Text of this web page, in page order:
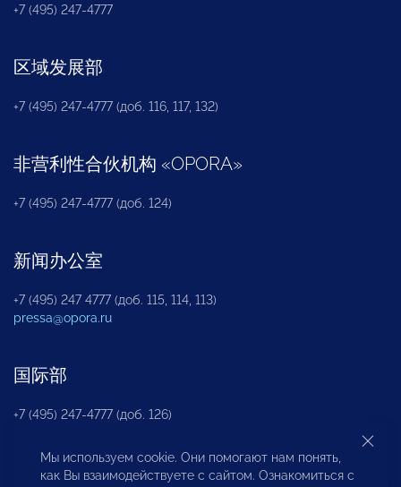
+7 (495) 247-4777
区域发展部
+7 (495) 247-4777 (доб. 116, 117, 132)
非营利性合伙机构 «OPORA»
+7 (495) 247-4777 (доб. 124)
新闻办公室
+7 (495) 247 4777 (доб. 115, 114, 113)
pressa@opora.ru
国际部
+7 (495) 247-4777 (доб. 126)
商投权益保护部
Мы используем cookie. Они помогают нам понять,
как Вы взаимодействуете с сайтом. Ознакомиться с